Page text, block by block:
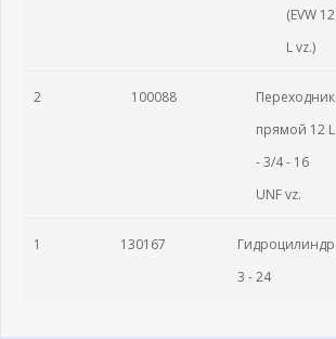
(EVW 12
L vz.)
2 100088
Переходник
прямой 12 L
- 3/4 - 16
UNF vz.
1 130167
Гидроцилиндр
3 - 24